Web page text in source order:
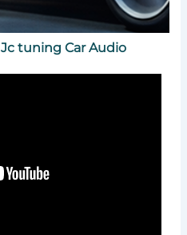
Jc tuning Car Audio